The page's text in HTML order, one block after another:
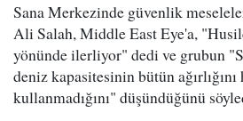
Sana Merkezinde güvenlik
Ali Salah, Middle East Eye'a,
yönünde ilerliyor" dedi ve grubun
deniz kapasitesinin bütün ağırlığını
kullanmadığını" düşündüğünü